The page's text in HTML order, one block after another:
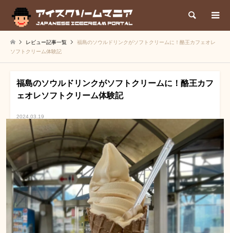
検索
レビュー記事一覧
福島のソウルドリンクがソフトクリームに！酪王カフェオレ
ソフトクリーム体験記
福島のソウルドリンクがソフトクリームに！酪王カフ
ェオレソフトクリーム体験記
2024.03.19